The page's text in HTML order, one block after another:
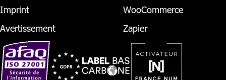
Imprint
Avertissement
WooCommerce
Zapier